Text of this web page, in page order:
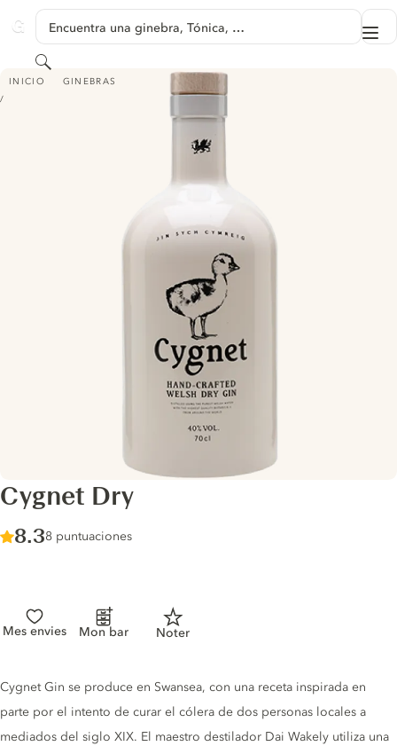
GINVENTORY
Encuentra una ginebra, Tónica, …
Buscar
INICIO GINEBRAS
CYGNET DRY
Cygnet Dry
Score :
8.3/ 10
8 puntuaciones
Mes envies Mon bar Noter
Gin description
Cygnet Gin se produce en Swansea, con una receta inspirada en
parte por el intento de curar el cólera de dos personas locales a
mediados del siglo XIX. El maestro destilador Dai Wakely utiliza una